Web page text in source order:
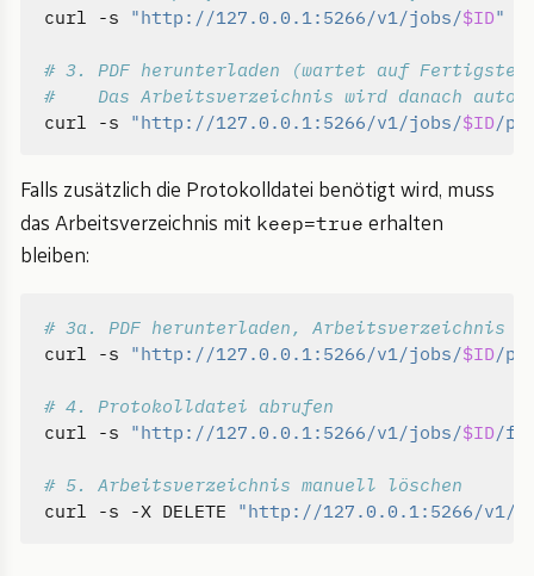
curl -s "http://127.0.0.1:5266/v1/jobs/$ID"
# 3. PDF herunterladen (wartet auf
#    Das Arbeitsverzeichnis wird danach
curl -s "http://127.0.0.1:5266/v1/jobs/$ID/
Falls zusätzlich die Protokolldatei benötigt wird, muss
das Arbeitsverzeichnis mit keep=true erhalten
bleiben:
# 3a. PDF herunterladen, Arbeitsverzeichnis
curl -s "http://127.0.0.1:5266/v1/jobs/$ID/
# 4. Protokolldatei abrufen
curl -s "http://127.0.0.1:5266/v1/jobs/$ID/
# 5. Arbeitsverzeichnis manuell löschen
curl -s -X DELETE "http://127.0.0.1:5266/v1/